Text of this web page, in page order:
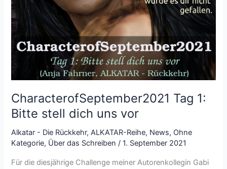
CharacterofSeptember2021 Tag 1:
Bitte stell dich uns vor
Alkatar - Die Rückkehr,ALKATAR-Reihe, News, Ohne
Kategorie, Über das Schreiben /1. September 2021
Für die diesjährige Challenge meiner Autorenkollegin Gabi